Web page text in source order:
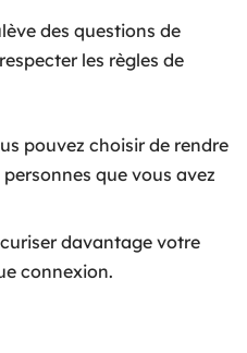
des questions de
les règles de
pouvez choisir de rendre
que vous avez
davantage votre
connexion.